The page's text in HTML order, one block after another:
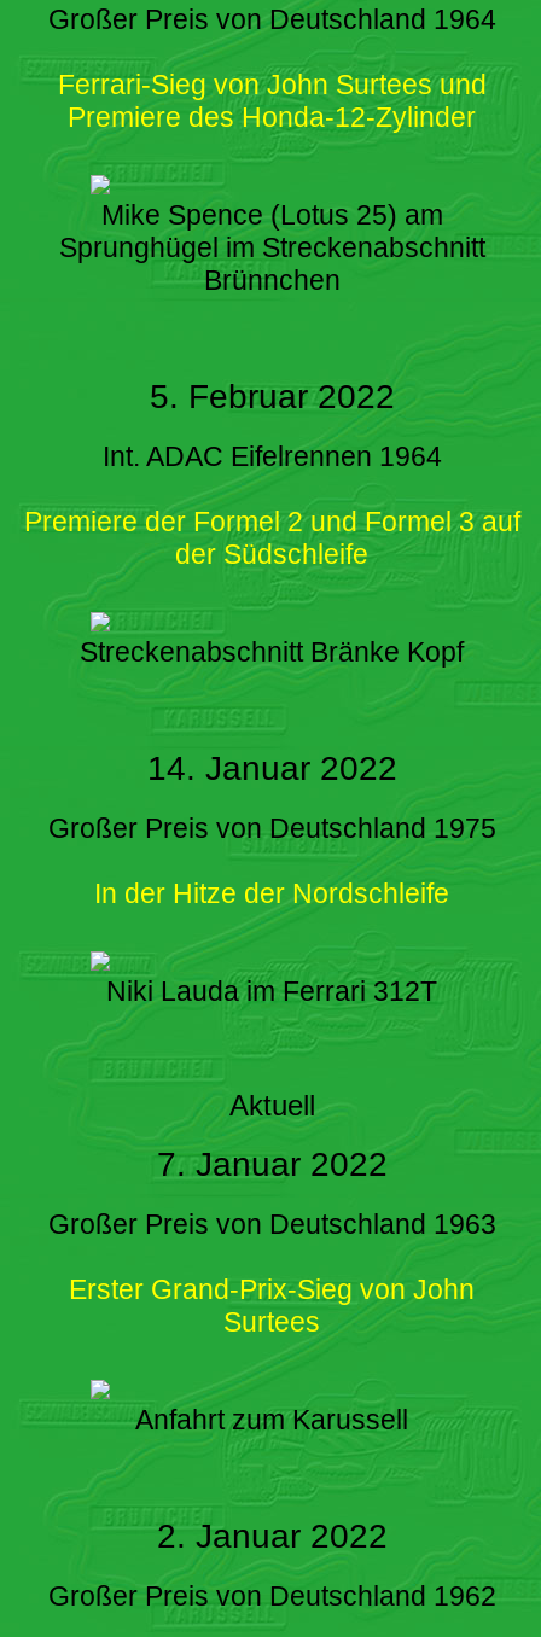
Großer Preis von Deutschland 1964
Ferrari-Sieg von John Surtees und
Premiere des Honda-12-Zylinder
Mike Spence (Lotus 25) am
Sprunghügel im Streckenabschnitt
Brünnchen
5. Februar 2022
Int. ADAC Eifelrennen 1964
Premiere der Formel 2 und Formel 3 auf
der Südschleife
Streckenabschnitt Bränke Kopf
14. Januar 2022
Großer Preis von Deutschland 1975
In der Hitze der Nordschleife
Niki Lauda im Ferrari 312T
Aktuell
7. Januar 2022
Großer Preis von Deutschland 1963
Erster Grand-Prix-Sieg von John
Surtees
Anfahrt zum Karussell
2. Januar 2022
Großer Preis von Deutschland 1962